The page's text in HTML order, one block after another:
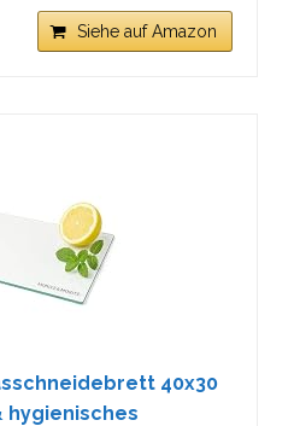
Siehe auf Amazon
40x30
hygienisches